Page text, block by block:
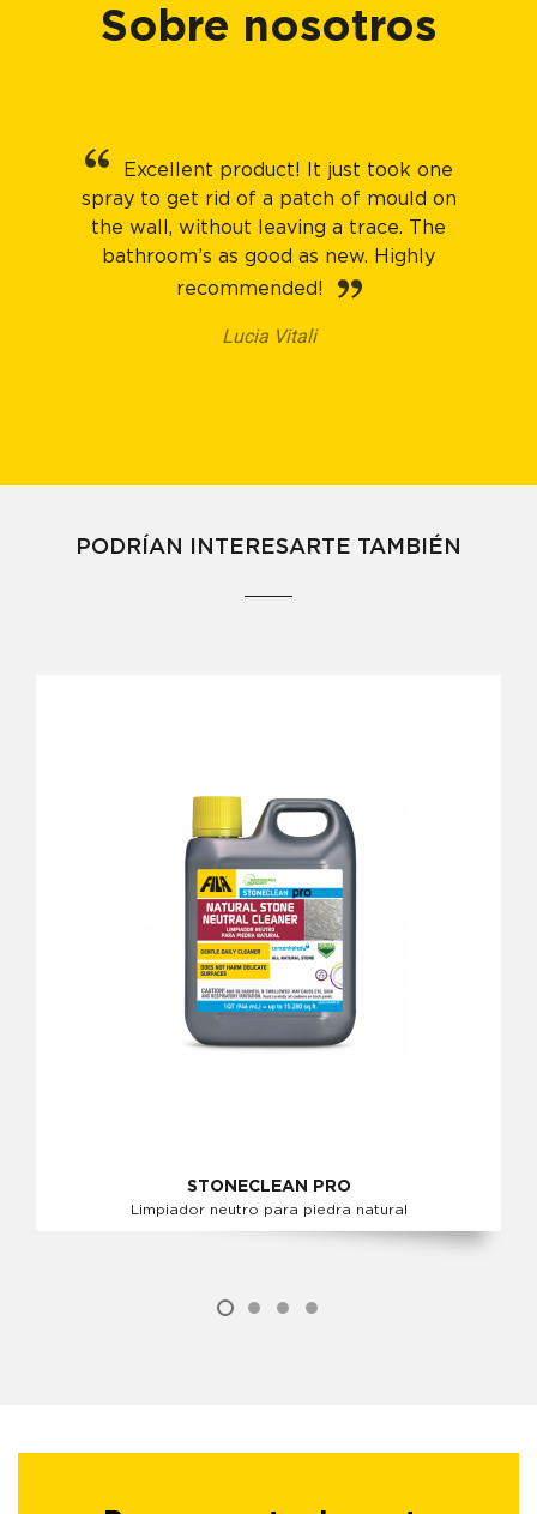
Sobre nosotros
Excellent product! It just took one
spray to get rid of a patch of mould on
the wall, without leaving a trace. The
bathroom’s as good as new. Highly
recommended!
Lucia Vitali
PODRÍAN INTERESARTE TAMBIÉN
STONECLEAN PRO
Limpiador neutro para piedra natural